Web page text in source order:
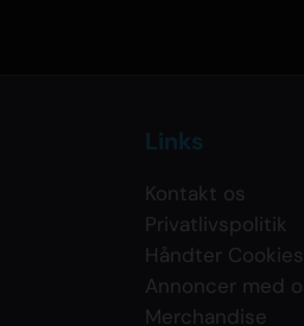
Links
Kontakt os
Privatlivspolitik
Håndter Cookies
Annoncer med
Merchandise